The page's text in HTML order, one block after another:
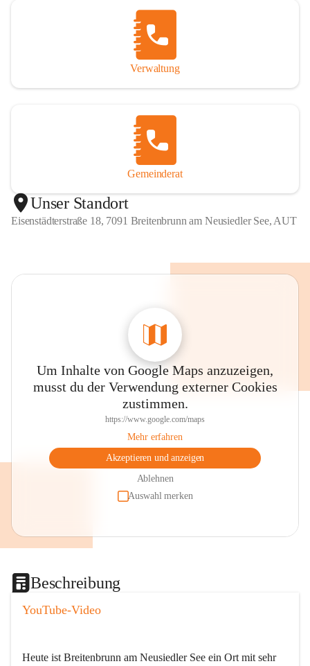
Verwaltung
Gemeinderat
Unser Standort
Eisenstädterstraße 18, 7091 Breitenbrunn am Neusiedler See, AUT
Um Inhalte von Google Maps anzuzeigen,
musst du der Verwendung externer Cookies
zustimmen.
https://www.google.com/maps
Mehr erfahren
Akzeptieren und anzeigen
Ablehnen
Auswahl merken
Beschreibung
YouTube-Video
Heute ist Breitenbrunn am Neusiedler See ein Ort mit sehr